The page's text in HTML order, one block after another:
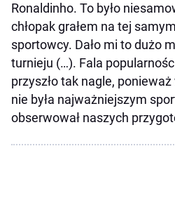
Ronaldinho. To było
chłopak grałem na tej
sportowcy. Dało mi to dużo
turnieju (…). Fala
przyszło tak nagle,
nie była najważniejszym
obserwował naszych